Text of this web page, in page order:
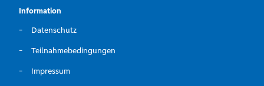
Information
Datenschutz
Teilnahmebedingungen
Impressum